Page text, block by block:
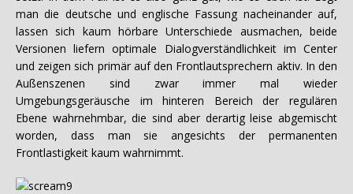
man die deutsche und englische Fassung nacheinander auf,
lassen sich kaum hörbare Unterschiede ausmachen, beide
Versionen liefern optimale Dialogverständlichkeit im Center
und zeigen sich primär auf den Frontlautsprechern aktiv. In den
Außenszenen sind zwar immer mal wieder
Umgebungsgeräusche im hinteren Bereich der regulären
Ebene wahrnehmbar, die sind aber derartig leise abgemischt
worden, dass man sie angesichts der permanenten
Frontlastigkeit kaum wahrnimmt.